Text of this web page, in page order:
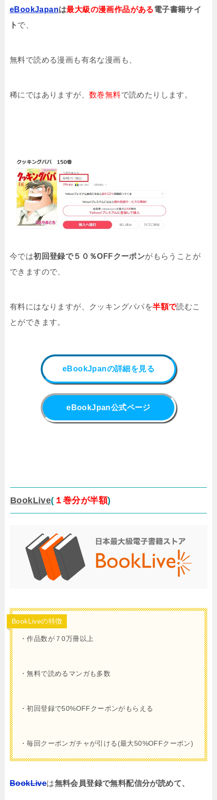
eBookJapanは最大級の漫画作品がある電子書籍サイ
ト で、
無料で読める漫画も有名な漫画も、
稀にではありますが、 数巻無料で読めたりします。
今では初回登録で５０％OFFクーポンがもらうことが
できますので、
有料にはなりますが、クッキングパパを半額で読むこ
とができます。
eBookJpanの詳細を見る
eBookJpan公式ページ
BookLive( １巻分が半額)
BookLiveの特徴
・作品数が７0万冊以上
・無料で読めるマンガも多数
・初回登録で50%OFFクーポンがもらえる
・毎回クーポンガチャが引ける(最大50%OFFクーポン)
BookLiveは無料会員登録で無料配信分が読めて、